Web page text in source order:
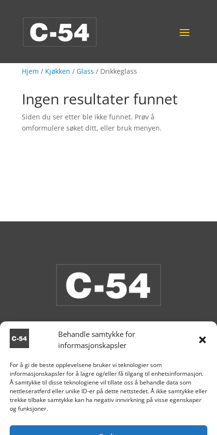
Behandle samtykke for
informasjonskapsler
For å gi de beste opplevelsene bruker vi teknologier som
informasjonskapsler for å lagre og/eller få tilgang til enhetsinformasjon.
Å samtykke til disse teknologiene vil tillate oss å behandle data som
nettleseratferd eller unike ID-er på dette nettstedet. Å ikke samtykke eller
trekke tilbake samtykke kan ha negativ innvirkning på visse egenskaper
og funksjoner.
Hjem / Kjøkken / Glass / Drikkeglass
Ingen resultater funnet
Siden du ser etter ble ikke funnet. Prøv å
omformulere søket ditt, eller bruk menyen.

Aksdal

+47 995 81 519
 post@c54.no
Org nr. 915 859 313